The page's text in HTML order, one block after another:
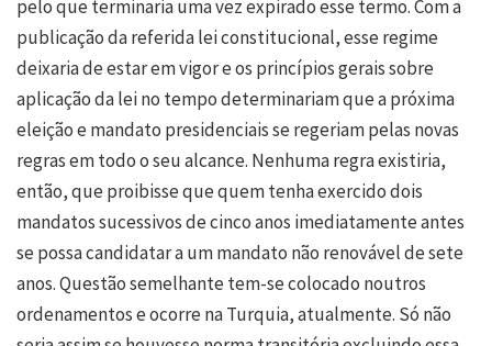
pelo que terminaria uma vez expirado esse termo. Com a
publicação da referida lei constitucional, esse regime
deixaria de estar em vigor e os princípios gerais sobre
aplicação da lei no tempo determinariam que a próxima
eleição e mandato presidenciais se regeriam pelas novas
regras em todo o seu alcance. Nenhuma regra existiria,
então, que proibisse que quem tenha exercido dois
mandatos sucessivos de cinco anos imediatamente antes
se possa candidatar a um mandato não renovável de sete
anos. Questão semelhante tem-se colocado noutros
ordenamentos e ocorre na Turquia, atualmente. Só não